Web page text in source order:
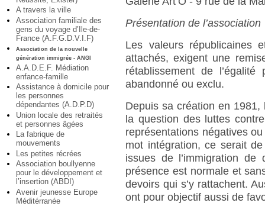
A travers la ville
Association familiale des
gens du voyage d’Ile-de-
France (A.F.G.D.V.I.F)
Association de la nouvelle
génération immigrée - ANGI
A.A.D.E.F. Médiation
enfance-famille
Assistance à domicile pour
les personnes
dépendantes (A.D.P.D)
Union locale des retraités
et personnes âgées
La fabrique de
mouvements
Les petites récrées
Association boullyenne
pour le développement et
l’insertion (ABDI)
Avenir jeunesse Europe
Méditérranée
Présentation de l’association
Les valeurs républicaines
attachés, exigent une
rétablissement de
abandonné ou exclu.
Depuis sa création en
la question des luttes
représentations négatives
mot intégration, ce serait
issues de l’immigration
présence est normale et
devoirs qui s’y rattachent.
ont pour objectif aussi de